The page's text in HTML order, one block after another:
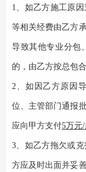
1、如乙方施工原
等相关经费由乙方
导致其他专业分包
的，由乙方按总包
2、如因乙方原因
位、主管部门通报
应向甲方支付5万元/
3、如乙方拖欠或
方应及时出面并妥